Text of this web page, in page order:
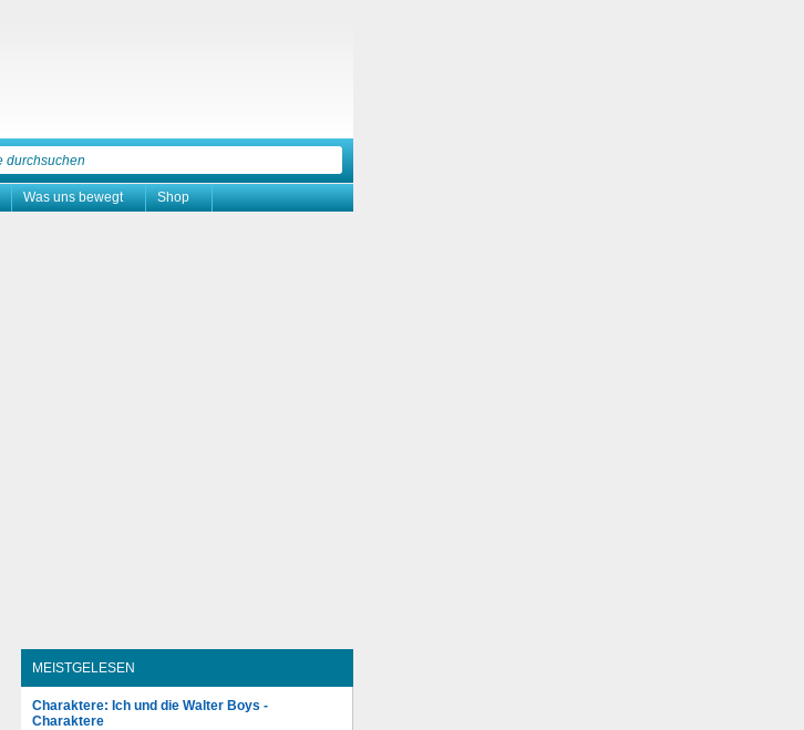
Was uns bewegt Shop
MEISTGELESEN
Charaktere: Ich und die Walter Boys -
Charaktere